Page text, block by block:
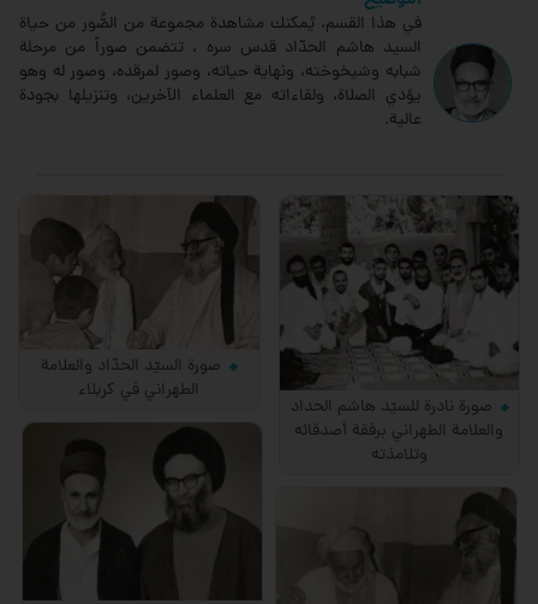
في هذا القسم، يُمكنك مشاهدة مجموعة من الصُّور من حياة
السيد هاشم الحدّاد قدس سره ، تتضمن صوراً من مرحلة
شبابه وشيخوخته، ونهاية حياته، وصور لمرقده، وصور له وهو
يؤدي الصلاة، ولقاءاته مع العلماء الآخرين، وتنزيلها بجودة
عالية.
صورة نادرة للسيّد هاشم الحداد
والعلامة الطهراني برفقة أصدقائه
وتلامذته
صورة السيّد الحدّاد والعلامة
الطهراني في كربلاء